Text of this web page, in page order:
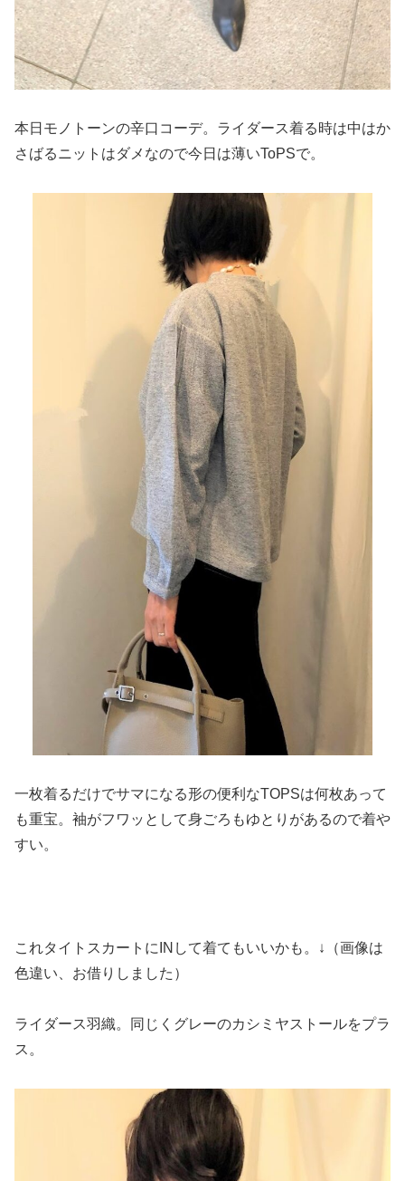
本日モノトーンの辛口コーデ。ライダース着る時は中はか
さばるニットはダメなので今日は薄いToPSで。
一枚着るだけでサマになる形の便利なTOPSは何枚あって
も重宝。袖がフワッとして身ごろもゆとりがあるので着や
すい。
これタイトスカートにINして着てもいいかも。↓（画像は
色違い、お借りしました）
ライダース羽織。同じくグレーのカシミヤストールをプラ
ス。